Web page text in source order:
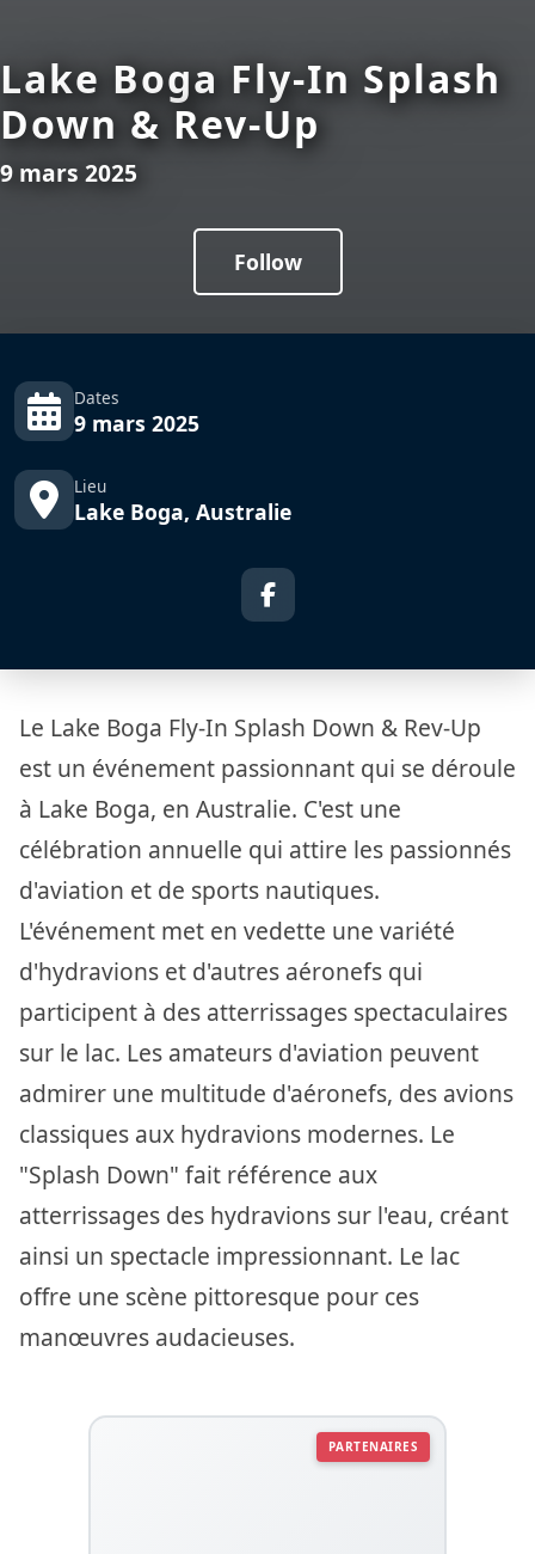
Lake Boga Fly-In Splash
Down & Rev-Up
9 mars 2025
Follow
Dates
9 mars 2025
Lieu
Lake Boga, Australie
Le Lake Boga Fly-In Splash Down & Rev-Up
est un événement passionnant qui se déroule
à Lake Boga, en Australie. C'est une
célébration annuelle qui attire les passionnés
d'aviation et de sports nautiques.
L'événement met en vedette une variété
d'hydravions et d'autres aéronefs qui
participent à des atterrissages spectaculaires
sur le lac. Les amateurs d'aviation peuvent
admirer une multitude d'aéronefs, des avions
classiques aux hydravions modernes. Le
"Splash Down" fait référence aux
atterrissages des hydravions sur l'eau, créant
ainsi un spectacle impressionnant. Le lac
offre une scène pittoresque pour ces
manœuvres audacieuses.
PARTENAIRES